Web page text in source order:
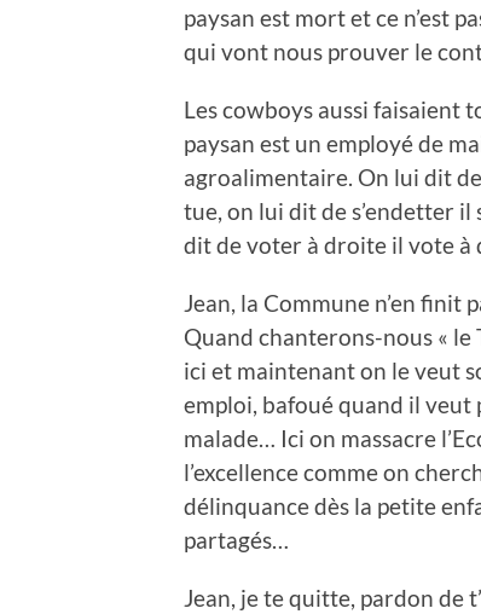
paysan est mort et ce n’est
qui vont nous prouver le
Les cowboys aussi faisaient
paysan est un employé de
agroalimentaire. On lui dit
tue, on lui dit de s’endetter
dit de voter à droite il vote à
Jean, la Commune n’en finit
Quand chanterons-nous « le
ici et maintenant on le veut
emploi, bafoué quand il
malade… Ici on massacre
l’excellence comme on
délinquance dès la petite
partagés…
Jean, je te quitte, pardon de